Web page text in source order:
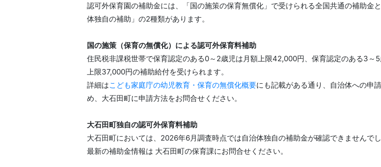
認可外保育園の補助金には、「国の施策の保育無償化」で受けられる全国共通の補助金
体独自の補助」の2種類があります。
国の施策（保育の無償化）による認可外保育料補助
住民税非課税世帯で保育認定のある0～2歳児は月額上限42,000円、保育認定のある3～
上限37,000円の補助給付を受けられます。
詳細はこども家庭庁の幼児教育・保育の無償化概要にも記載がある通り、自治体への申
め、大石田町に申請方法をお問合せください。
大石田町独自の認可外保育料補助
大石田町においては、2026年6月調査時点では自治体独自の補助金が確認できませんでし
最新の補助金情報は 大石田町の保育課にお問合せください。